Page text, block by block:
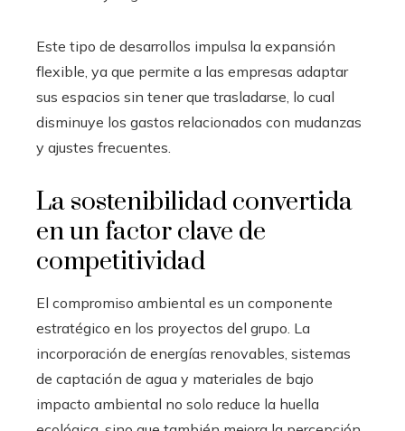
Este tipo de desarrollos impulsa la expansión
flexible, ya que permite a las empresas adaptar
sus espacios sin tener que trasladarse, lo cual
disminuye los gastos relacionados con mudanzas
y ajustes frecuentes.
La sostenibilidad convertida
en un factor clave de
competitividad
El compromiso ambiental es un componente
estratégico en los proyectos del grupo. La
incorporación de energías renovables, sistemas
de captación de agua y materiales de bajo
impacto ambiental no solo reduce la huella